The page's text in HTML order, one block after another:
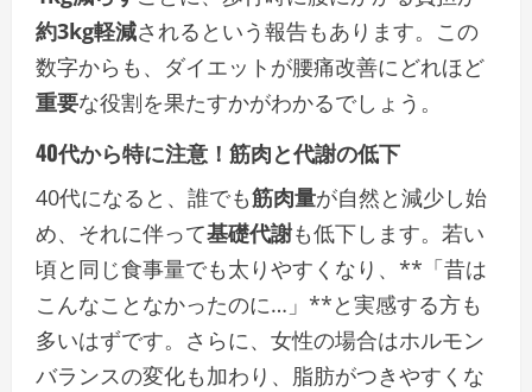
約3kg軽減されるという報告もあります。この
数字からも、ダイエットが腰痛改善にどれほど
重要な役割を果たすかがわかるでしょう。
40代から特に注意！筋肉と代謝の低下
40代になると、誰でも筋肉量が自然と減少し始
め、それに伴って基礎代謝も低下します。若い
頃と同じ食事量でも太りやすくなり、**「昔は
こんなことなかったのに…」**と実感する方も
多いはずです。さらに、女性の場合はホルモン
バランスの変化も加わり、脂肪がつきやすくな